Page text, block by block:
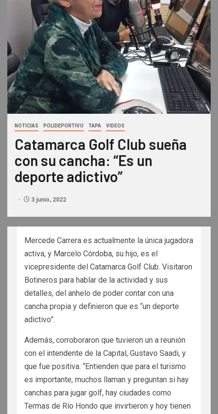
NOTICIAS POLIDEPORTIVO TAPA VIDEOS
Catamarca Golf Club sueña
con su cancha: “Es un
deporte adictivo”
3 junio, 2022
Mercede Carrera es actualmente la única jugadora
activa, y Marcelo Córdoba, su hijo, es el
vicepresidente del Catamarca Golf Club. Visitaron
Botineros para hablar de la actividad y sus
detalles, del anhelo de poder contar con una
cancha propia y definieron que es “un deporte
adictivo”.
Además, corroboraron que tuvieron un a reunión
con el intendente de la Capital, Gustavo Saadi, y
que fue positiva. “Entienden que para el turismo
es importante, muchos llaman y preguntan si hay
canchas para jugar golf, hay ciudades como
Termas de Río Hondo que invirtieron y hoy tienen